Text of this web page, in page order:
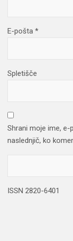
E-pošta *
Spletišče
Shrani moje ime,
naslednjič, ko
ISSN 2820-6401